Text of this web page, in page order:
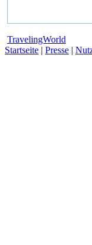
TravelingWorld
Startseite | Presse |